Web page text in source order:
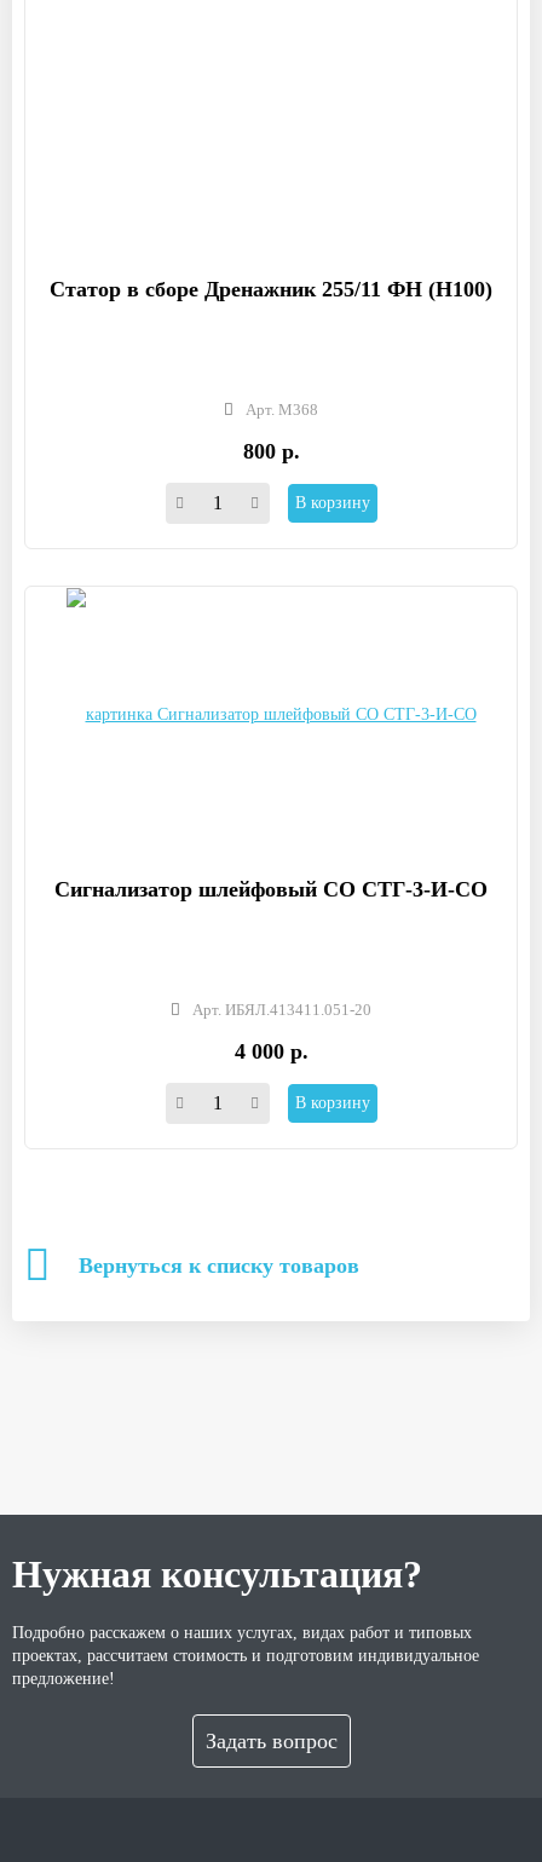
Статор в сборе Дренажник 255/11 ФН (Н100)
Арт. М368
800 р.
В корзину
Сигнализатор шлейфовый СО СТГ-3-И-СО
Арт. ИБЯЛ.413411.051-20
4 000 р.
В корзину
Вернуться к списку товаров
Нужная консультация?
Подробно расскажем о наших услугах, видах работ и типовых
проектах, рассчитаем стоимость и подготовим индивидуальное
предложение!
Задать вопрос